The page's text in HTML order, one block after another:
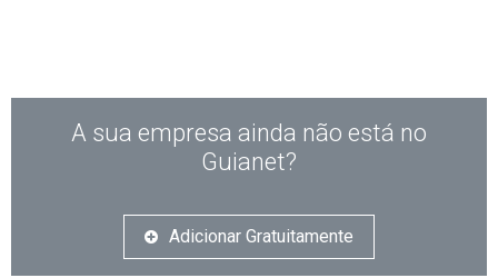
A sua empresa ainda não está no
Guianet?
Adicionar Gratuitamente